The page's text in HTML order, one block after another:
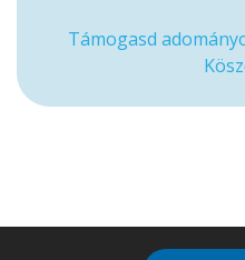
Támogasd